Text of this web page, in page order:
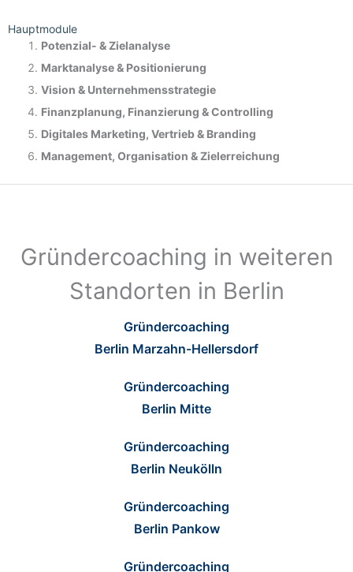
Hauptmodule
Potenzial- &Zielanalyse
Marktanalyse & Positionierung
Vision & Unternehmensstrategie
Finanzplanung, Finanzierung & Controlling
Digitales Marketing, Vertrieb & Branding
Management, Organisation & Zielerreichung
Gründercoaching in weiteren
Standorten in Berlin
Gründercoaching
Berlin Marzahn-Hellersdorf
Gründercoaching
Berlin Mitte
Gründercoaching
Berlin Neukölln
Gründercoaching
Berlin Pankow
Gründercoaching